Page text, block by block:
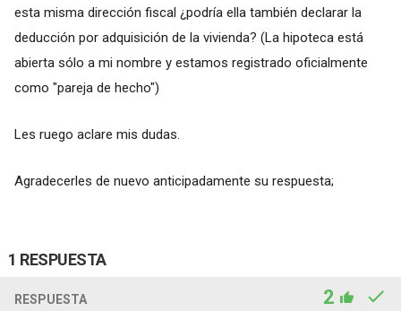
esta misma dirección fiscal ¿podría ella también declarar la
deducción por adquisición de la vivienda? (La hipoteca está
abierta sólo a mi nombre y estamos registrado oficialmente
como "pareja de hecho")
Les ruego aclare mis dudas.
Agradecerles de nuevo anticipadamente su respuesta;
1 RESPUESTA
RESPUESTA 2